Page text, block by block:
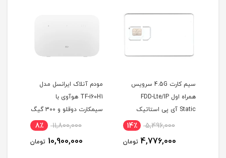
مودم آنلاک ایرانسل مدل
TF-i60H1 هوآوی با
اینترنت یکساله
11,800,000 8٪
10,900,000 تومان
سیم کارت FDD/4.5G
سرویس همراه اول با آی پی
استاتیک یکساله و 500
گیگ اینترنت سه ماهه
12,500,000 5٪
11,990,000 تومان